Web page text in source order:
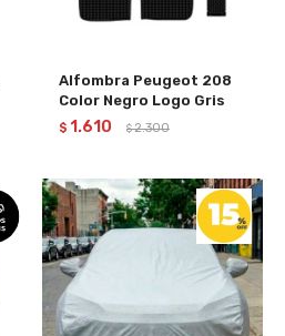
Alfombra Peugeot 208
Color Negro Logo Gris
$ 1.610 $ 2.300